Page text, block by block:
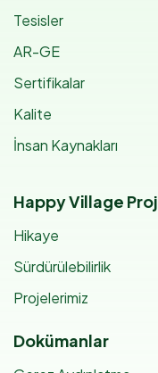
Tesisler
AR-GE
Sertifikalar
Kalite
İnsan Kaynakları
Happy Village
Hikaye
Sürdürülebilirlik
Projelerimiz
Dokümanlar